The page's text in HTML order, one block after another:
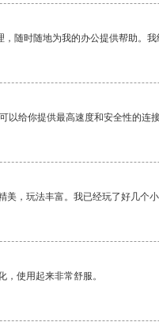
随时随地为我的办公提供帮助。
以给你提供最高速度和安全性的连
美，玩法丰富。我已经玩了好几个小
，使用起来非常舒服。